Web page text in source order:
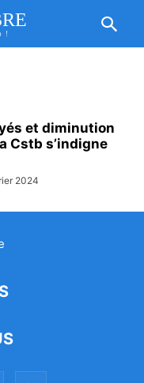
!
et diminution
Cstb s’indigne
2024